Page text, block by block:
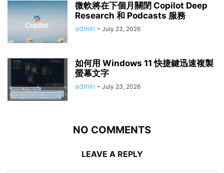
微軟將在下個月關閉 Copilot Deep
Research 和 Podcasts 服務
admin - July 23, 2026
如何用 Windows 11 快捷鍵迅速複製
螢幕文字
admin - July 23, 2026
NO COMMENTS
LEAVE A REPLY